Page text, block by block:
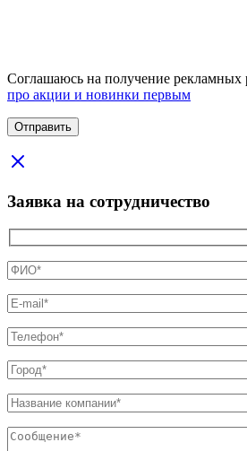
Соглашаюсь на получение рекламных
про акции и новинки первым
Заявка на сотрудничество